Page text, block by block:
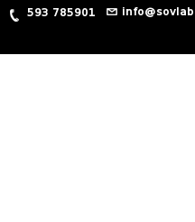
593 785901